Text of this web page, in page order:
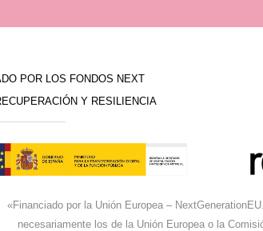
POR LOS FONDOS NEXT
Y RESILIENCIA
«Financiado por la Unión Europea –
necesariamente los de la Unión Europea o la